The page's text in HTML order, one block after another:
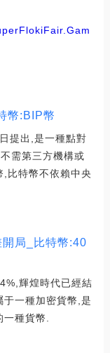
Fair.Gam
幣:BIP幣
提出,是一種點對
需第三方機構或
比特幣不依賴中央
局_比特幣:40
輝煌時代已經結
一種加密貨幣,是
種貨幣.